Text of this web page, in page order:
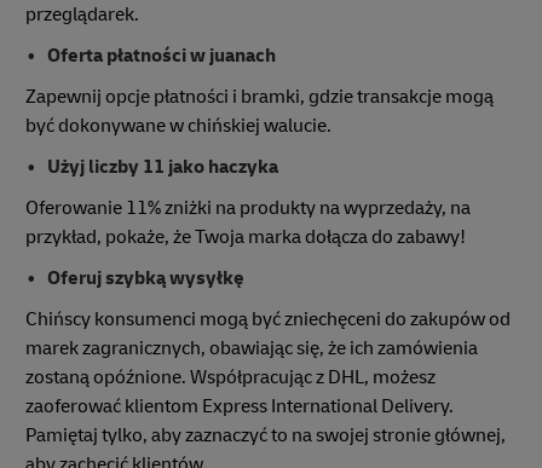
przeglądarek.
Oferta płatności w juanach
Zapewnij opcje płatności i bramki, gdzie transakcje mogą
być dokonywane w chińskiej walucie.
Użyj liczby 11 jako haczyka
Oferowanie 11% zniżki na produkty na wyprzedaży, na
przykład, pokaże, że Twoja marka dołącza do zabawy!
Oferuj szybką wysyłkę
Chińscy konsumenci mogą być zniechęceni do zakupów od
marek zagranicznych, obawiając się, że ich zamówienia
zostaną opóźnione. Współpracując z DHL, możesz
zaoferować klientom Express International Delivery.
Pamiętaj tylko, aby zaznaczyć to na swojej stronie głównej,